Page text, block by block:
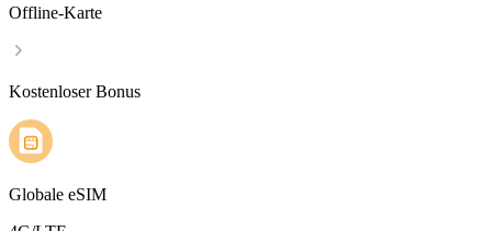
Offline-Karte
Kostenloser Bonus
Globale eSIM